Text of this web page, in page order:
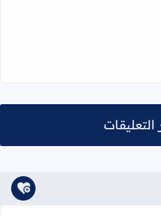
لمادة الرياضيات - الفصل الدراسي الأول -
التعليقات